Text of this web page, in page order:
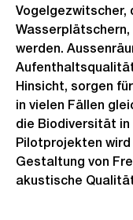
Vogelgezwitscher,
werden.
Hinsicht, sorgen
in vielen Fällen
die Biodiversität
Pilotprojekten
Gestaltung von
akustische